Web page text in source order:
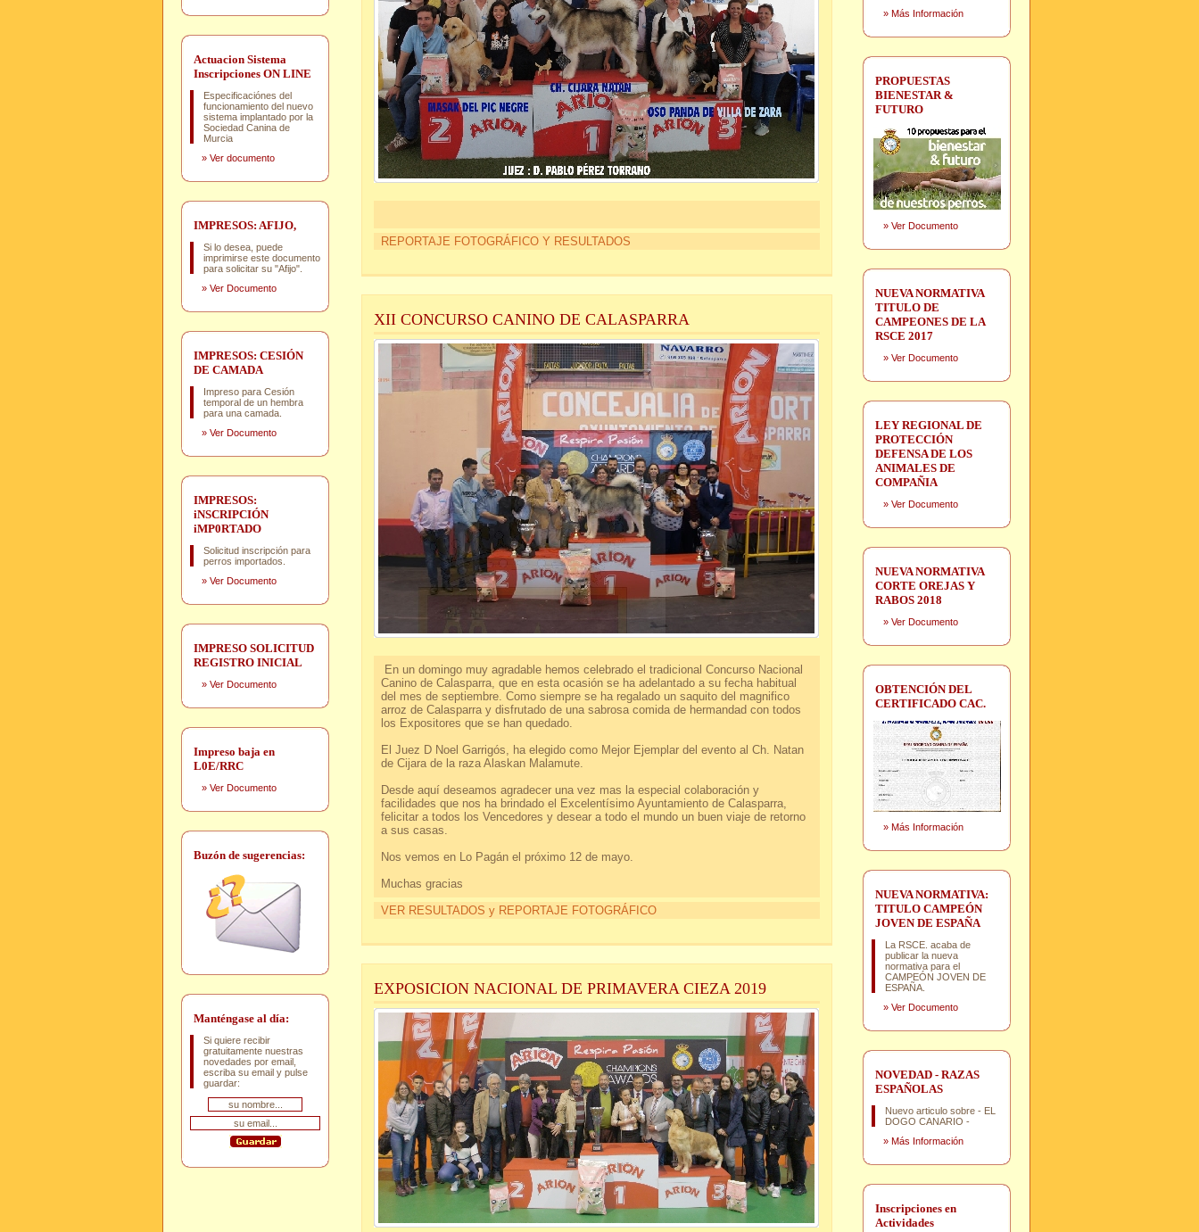
Actuacion Sistema
Inscripciones ON LINE
Especificaciónes del
funcionamiento del nuevo
sistema implantado por la
Sociedad Canina de
Murcia
» Ver documento
IMPRESOS: AFIJO,
Si lo desea, puede
imprimirse este documento
para solicitar su "Afijo".
» Ver Documento
IMPRESOS: CESIÓN
DE CAMADA
Impreso para Cesión
temporal de un hembra
para una camada.
» Ver Documento
IMPRESOS:
iNSCRIPCIÓN
iMP0RTADO
Solicitud inscripción para
perros importados.
» Ver Documento
IMPRESO SOLICITUD
REGISTRO INICIAL
» Ver Documento
Impreso baja en
L0E/RRC
» Ver Documento
Buzón de sugerencias:
Manténgase al día:
Si quiere recibir
gratuitamente nuestras
novedades por email,
escriba su email y pulse
guardar:
REPORTAJE FOTOGRÁFICO Y RESULTADOS
XII CONCURSO CANINO DE CALASPARRA
En un domingo muy agradable hemos celebrado el tradicional Concurso Nacional
Canino de Calasparra, que en esta ocasión se ha adelantado a su fecha habitual
del mes de septiembre. Como siempre se ha regalado un saquito del magnifico
arroz de Calasparra y disfrutado de una sabrosa comida de hermandad con todos
los Expositores que se han quedado.
El Juez D Noel Garrigós, ha elegido como Mejor Ejemplar del evento al Ch. Natan
de Cijara de la raza Alaskan Malamute.
Desde aquí deseamos agradecer una vez mas la especial colaboración y
facilidades que nos ha brindado el Excelentísimo Ayuntamiento de Calasparra,
felicitar a todos los Vencedores y desear a todo el mundo un buen viaje de retorno
a sus casas.
Nos vemos en Lo Pagán el próximo 12 de mayo.
Muchas gracias
VER RESULTADOS y REPORTAJE FOTOGRÁFICO
EXPOSICION NACIONAL DE PRIMAVERA CIEZA 2019
» Más Información
PROPUESTAS
BIENESTAR &
FUTURO
» Ver Documento
NUEVA NORMATIVA
TITULO DE
CAMPEONES DE LA
RSCE 2017
» Ver Documento
LEY REGIONAL DE
PROTECCIÓN
DEFENSA DE LOS
ANIMALES DE
COMPAÑIA
» Ver Documento
NUEVA NORMATIVA
CORTE OREJAS Y
RABOS 2018
» Ver Documento
OBTENCIÓN DEL
CERTIFICADO CAC.
» Más Información
NUEVA NORMATIVA:
TITULO CAMPEÓN
JOVEN DE ESPAÑA
La RSCE. acaba de
publicar la nueva
normativa para el
CAMPEÓN JOVEN DE
ESPAÑA.
» Ver Documento
NOVEDAD - RAZAS
ESPAÑOLAS
Nuevo articulo sobre - EL
DOGO CANARIO -
» Más Información
Inscripciones en
Actividades